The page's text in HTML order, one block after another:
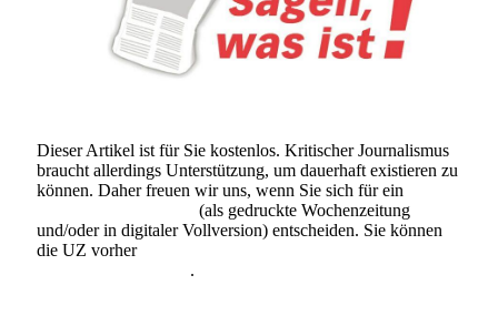
Dieser Artikel ist für Sie kostenlos. Kritischer Journalismus
braucht allerdings Unterstützung, um dauerhaft existieren zu
können. Daher freuen wir uns, wenn Sie sich für ein
(als gedruckte Wochenzeitung
und/oder in digitaler Vollversion) entscheiden. Sie können
die UZ vorher
.